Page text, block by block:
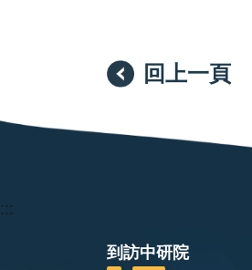
回上一頁
:::
到訪中研院